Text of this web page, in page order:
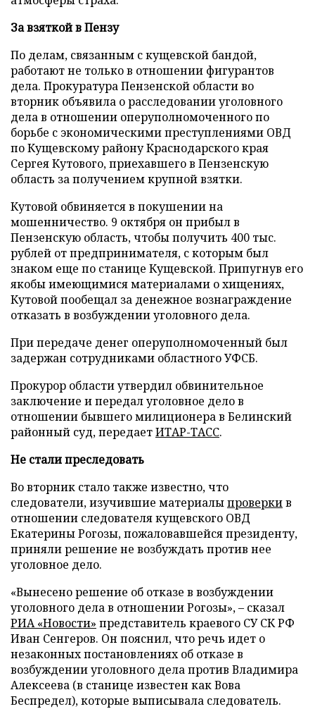
За взяткой в Пензу
По делам, связанным с кущевской бандой,
работают не только в отношении фигурантов
дела. Прокуратура Пензенской области во
вторник объявила о расследовании уголовного
дела в отношении оперуполномоченного по
борьбе с экономическими преступлениями ОВД
по Кущевскому району Краснодарского края
Сергея Кутового, приехавшего в Пензенскую
область за получением крупной взятки.
Кутовой обвиняется в покушении на
мошенничество. 9 октября он прибыл в
Пензенскую область, чтобы получить 400 тыс.
рублей от предпринимателя, с которым был
знаком еще по станице Кущевской. Припугнув его
якобы имеющимися материалами о хищениях,
Кутовой пообещал за денежное вознаграждение
отказать в возбуждении уголовного дела.
При передаче денег оперуполномоченный был
задержан сотрудниками областного УФСБ.
Прокурор области утвердил обвинительное
заключение и передал уголовное дело в
отношении бывшего милиционера в Белинский
районный суд, передаетИТАР-ТАСС.
Не стали преследовать
Во вторник стало также известно, что
следователи, изучившие материалыпроверкив
отношении следователя кущевского ОВД
Екатерины Рогозы, пожаловавшейся президенту,
приняли решение не возбуждать против нее
уголовное дело.
«Вынесено решение об отказе в возбуждении
уголовного дела в отношении Рогозы»,– сказал
РИА «Новости» представитель краевого СУ СК РФ
Иван Сенгеров. Он пояснил, что речь идет о
незаконных постановлениях об отказе в
возбуждении уголовного дела против Владимира
Алексеева (в станице известен как Вова
Беспредел), которые выписывала следователь.